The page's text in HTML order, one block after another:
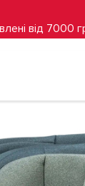
від 7000